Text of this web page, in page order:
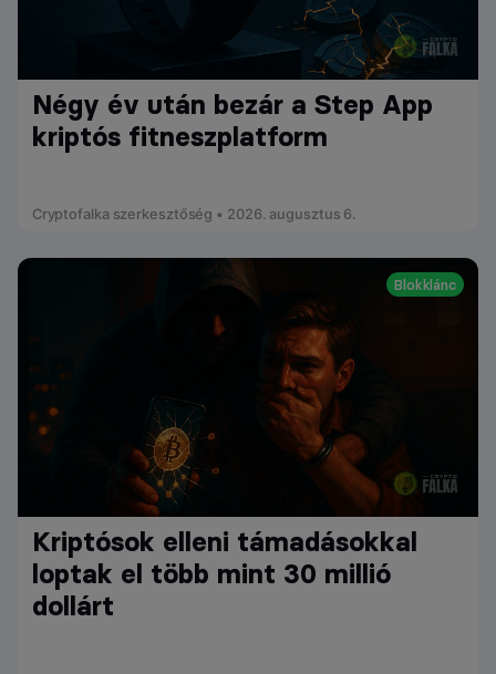
Négy év után bezár a Step App
kriptós fitneszplatform
Cryptofalka szerkesztőség • 2026. augusztus 6.
Blokklánc
Kriptósok elleni támadásokkal
loptak el több mint 30 millió
dollárt